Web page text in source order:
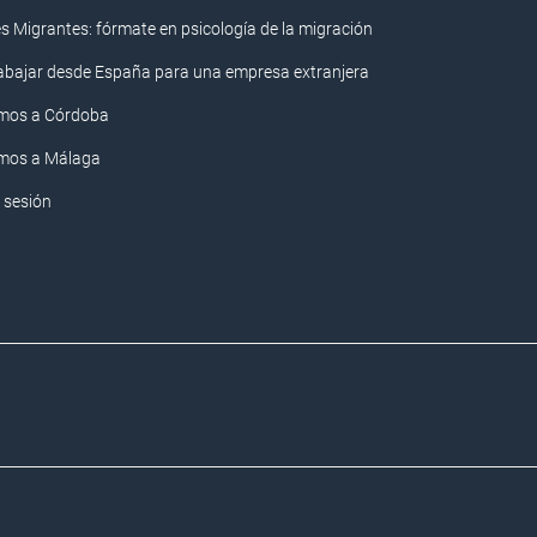
Migrantes: fórmate en psicología de la migración
desde España para una empresa extranjera
a Córdoba
a Málaga